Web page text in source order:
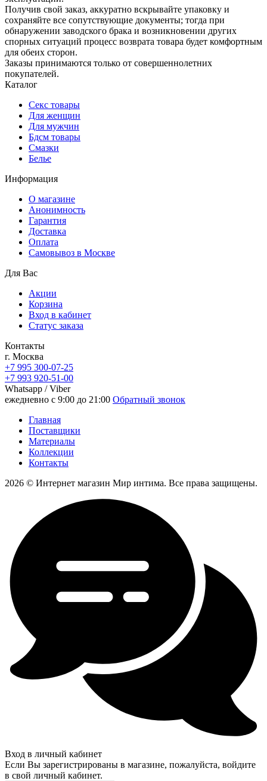
Получив свой заказ, аккуратно вскрывайте упаковку и
сохраняйте все сопутствующие документы; тогда при
обнаружении заводского брака и возникновении других
спорных ситуаций процесс возврата товара будет комфортным
для обеих сторон.
Заказы принимаются только от совершеннолетних
покупателей.
Каталог
Секс товары
Для женщин
Для мужчин
Бдсм товары
Смазки
Белье
Информация
О магазине
Анонимность
Гарантия
Доставка
Oплата
Самовывоз в Москве
Для Вас
Акции
Корзина
Вход в кабинет
Статус заказа
Контакты
г. Москва
+7 995 300-07-25
+7 993 920-51-00
Whatsapp / Viber
ежедневно с 9:00 до 21:00 Обратный звонок
Главная
Поставщики
Материалы
Коллекции
Контакты
2026 © Интернет магазин Мир интима. Все права защищены.
Вход в личный кабинет
Если Вы зарегистрированы в магазине, пожалуйста, войдите
в свой личный кабинет.